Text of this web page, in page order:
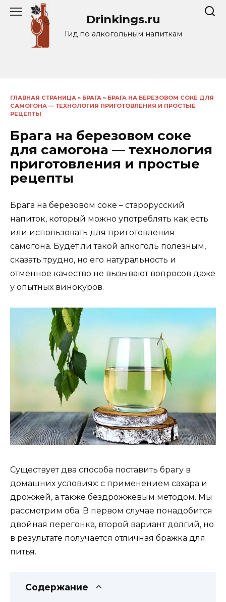
Перейти
содержанию
Drinkings.ru
Гид по алкогольным напиткам
ГЛАВНАЯ СТРАНИЦА » БРАГА » БРАГА НА БЕРЕЗОВОМ СОКЕ ДЛЯ
САМОГОНА — ТЕХНОЛОГИЯ ПРИГОТОВЛЕНИЯ И ПРОСТЫЕ
РЕЦЕПТЫ
Брага на березовом соке
для самогона — технология
приготовления и простые
рецепты
Брага на березовом соке – старорусский
напиток, который можно употреблять как есть
или использовать для приготовления
самогона. Будет ли такой алкоголь полезным,
сказать трудно, но его натуральность и
отменное качество не вызывают вопросов даже
у опытных винокуров.
Существует два способа поставить брагу в
домашних условиях: с применением сахара и
дрожжей, а также бездрожжевым методом. Мы
рассмотрим оба. В первом случае понадобится
двойная перегонка, второй вариант долгий, но
в результате получается отличная бражка для
питья.
Содержание